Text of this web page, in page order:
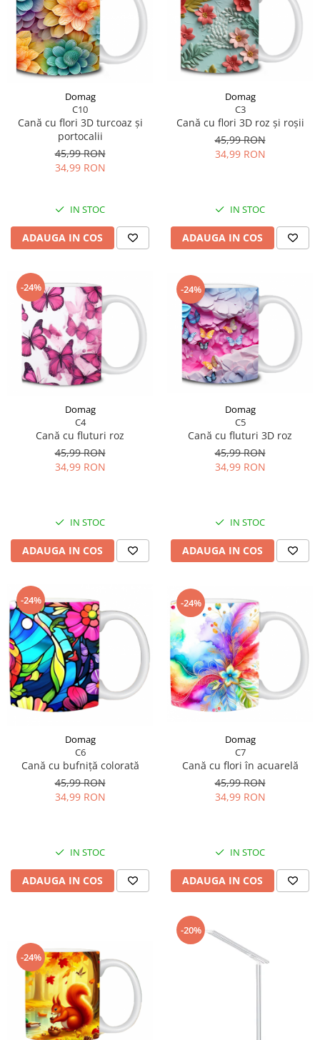
Domag
C10
Cană cu flori 3D turcoaz și
portocalii
45,99 RON
34,99 RON
IN STOC
ADAUGA IN COS
Domag
C3
Cană cu flori 3D roz și roșii
45,99 RON
34,99 RON
IN STOC
ADAUGA IN COS
-24%
Domag
C4
Cană cu fluturi roz
45,99 RON
34,99 RON
IN STOC
ADAUGA IN COS
-24%
Domag
C5
Cană cu fluturi 3D roz
45,99 RON
34,99 RON
IN STOC
ADAUGA IN COS
-24%
Domag
C6
Cană cu bufniță colorată
45,99 RON
34,99 RON
IN STOC
ADAUGA IN COS
-24%
Domag
C7
Cană cu flori în acuarelă
45,99 RON
34,99 RON
IN STOC
ADAUGA IN COS
-24%
-20%